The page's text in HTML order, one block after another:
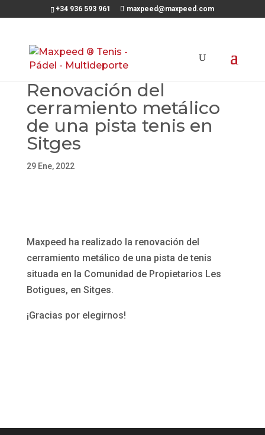
+34 936 593 961 maxpeed@maxpeed.com
Renovación del
cerramiento metálico
de una pista tenis en
Sitges
29 Ene, 2022
Maxpeed ha realizado la renovación del
cerramiento metálico de una pista de tenis
situada en la Comunidad de Propietarios Les
Botigues, en Sitges.
¡Gracias por elegirnos!